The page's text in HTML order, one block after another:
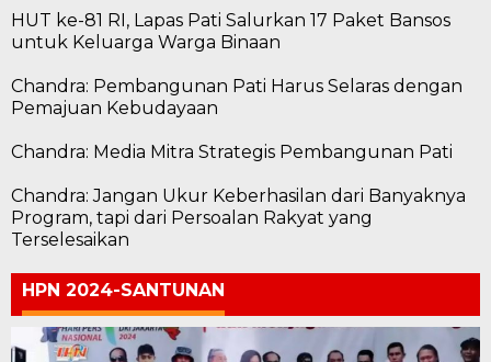
HUT ke-81 RI, Lapas Pati Salurkan 17 Paket Bansos
untuk Keluarga Warga Binaan
Chandra: Pembangunan Pati Harus Selaras dengan
Pemajuan Kebudayaan
Chandra: Media Mitra Strategis Pembangunan Pati
Chandra: Jangan Ukur Keberhasilan dari Banyaknya
Program, tapi dari Persoalan Rakyat yang
Terselesaikan
HPN 2024-SANTUNAN